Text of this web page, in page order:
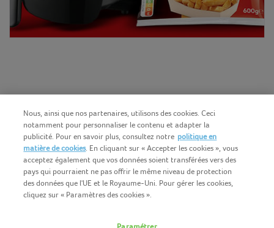
Nous, ainsi que nos partenaires, utilisons des cookies. Ceci
notamment pour personnaliser le contenu et adapter la
publicité. Pour en savoir plus, consultez notre politique en
matière de cookies. En cliquant sur « Accepter les cookies », vous
acceptez également que vos données soient transférées vers des
pays qui pourraient ne pas offrir le même niveau de protection
des données que l'UE et le Royaume-Uni. Pour gérer les cookies,
cliquez sur « Paramètres des cookies ».